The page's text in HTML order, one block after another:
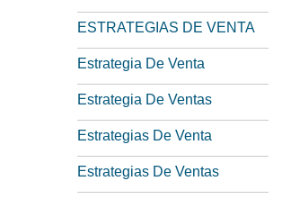
ESTRATEGIAS DE VENTA
Estrategia De Venta
Estrategia De Ventas
Estrategias De Venta
Estrategias De Ventas